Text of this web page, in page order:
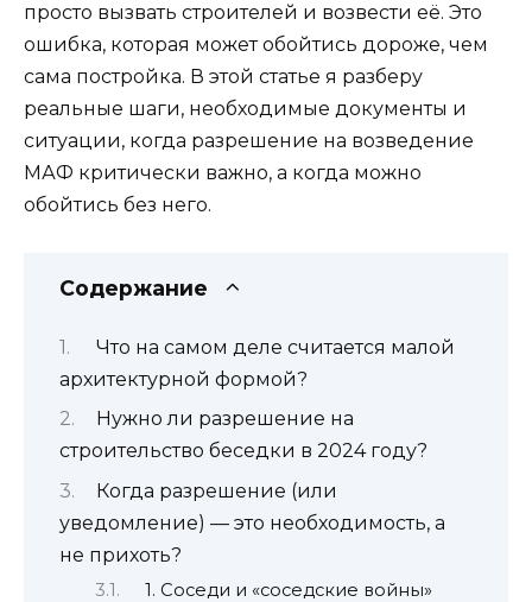
просто вызвать строителей и возвести её. Это
ошибка, которая может обойтись дороже, чем
сама постройка. В этой статье я разберу
реальные шаги, необходимые документы и
ситуации, когда разрешение на возведение
МАФ критически важно, а когда можно
обойтись без него.
Содержание
Что на самом деле считается малой
архитектурной формой?
Нужно ли разрешение на
строительство беседки в 2024 году?
Когда разрешение (или
уведомление) — это необходимость, а
не прихоть?
1. Соседи и «соседские войны»